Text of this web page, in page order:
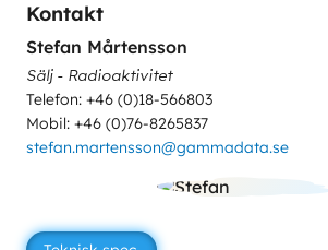
Kontakt
Stefan Mårtensson
Sälj - Radioaktivitet
Telefon: +46 (0)18-566803
Mobil: +46 (0)76-8265837
stefan.martensson@gammadata.se